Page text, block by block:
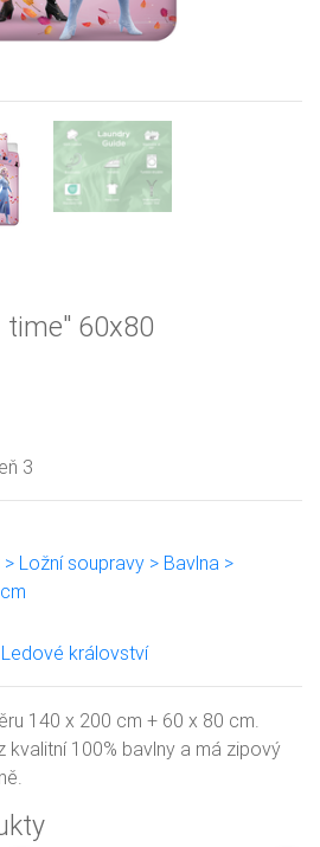
time" 60x80
3
Ložní soupravy > Bavlna >
království
140 x 200 cm + 60 x 80 cm.
kvalitní 100% bavlny a má zipový